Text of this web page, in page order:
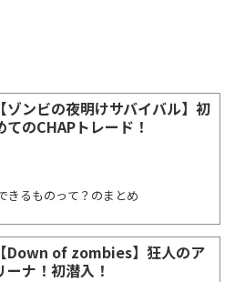
【ゾンビの夜明けサバイバル】初
てのCHAPトレード！
きるものって？のまとめ
【Down of zombies】狂人のア
ーナ！初潜入！